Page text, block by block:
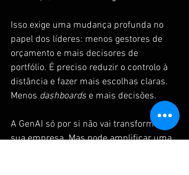
Isso exige uma mudança profunda no
papel dos líderes: menos gestores de
orçamento e mais decisores de
portfólio. É preciso reduzir o controlo à
distância e fazer mais escolhas claras.
Menos dashboards e mais decisões.
A GenAI só por si não vai transformar a
sua empresa. Mas pode amplificar uma